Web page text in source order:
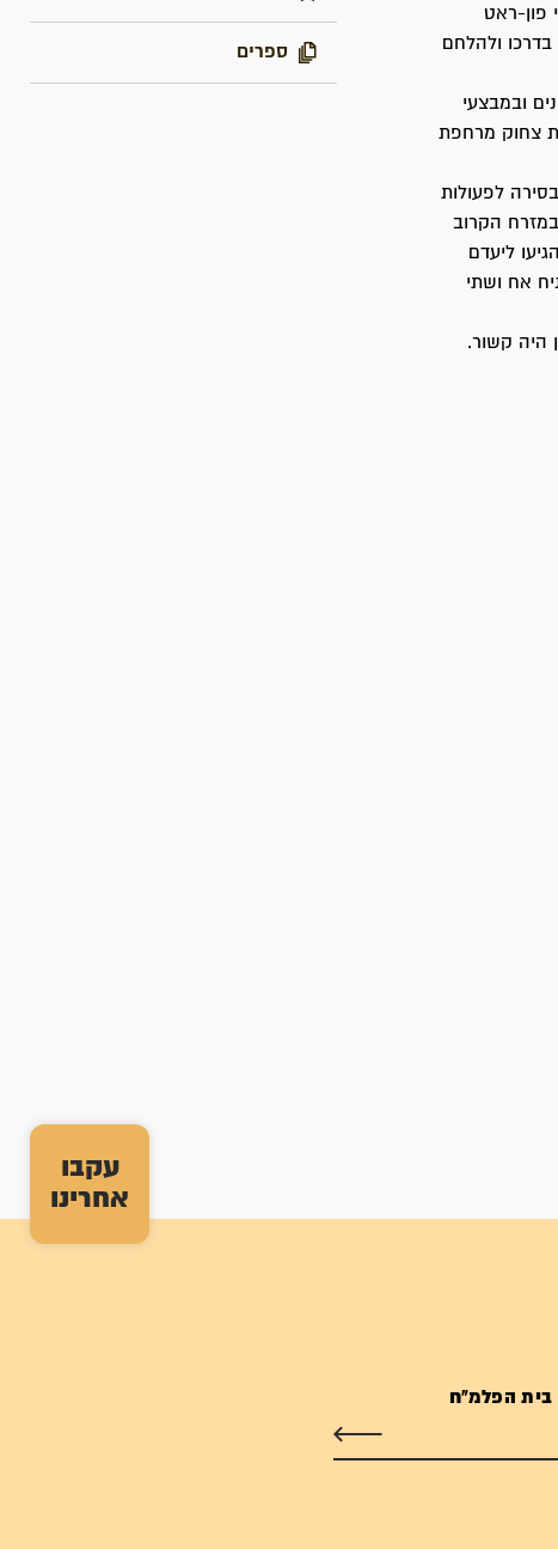
עקבו
אחרינו
פון-ראט
ולהלחם
ובמבצעי
צחוק מרחפת
ליחידת כ"ג, לוחמים צעירים שהפליגו בכ"א באייר תש"א (18.5.1941) בסירה לפעולות
הקרוב
ליעדם
אח ושתי
היה קשור.
ספרים
הפלמ"ח